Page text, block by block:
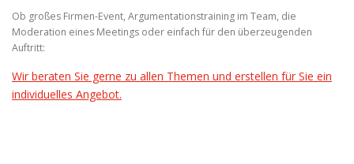
Ob großes Firmen-Event, Argumentationstraining im Team, die
Moderation eines Meetings oder einfach für den überzeugenden
Auftritt:
Wir beraten Sie gerne zu allen Themen und erstellen für Sie ein
individuelles Angebot.